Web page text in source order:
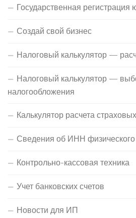
Государственная
Создай свой бизнес
Налоговый калькулятор —
Налоговый калькулятор —
налогообложения
Калькулятор расчета
Сведения об ИНН
Контрольно-кассовая техника
Учет банковских счетов
Новости для ИП